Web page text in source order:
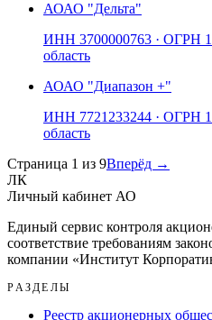
АОАО "Дельта"
ИНН 3700000763 · ОГРН
область
АОАО "Диапазон +"
ИНН 7721233244 · ОГРН
область
Страница 1 из 9Вперёд →
ЛК
Личный кабинет АО
Единый сервис контроля
соответствие требованиям
компании «Институт
РАЗДЕЛЫ
Реестр акционерных